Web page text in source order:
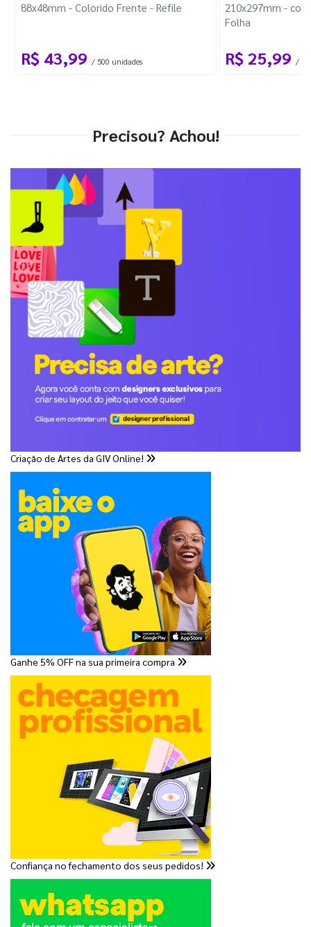
88x48mm - Colorido Frente - Refile
R$ 43,99 / 500 unidades
210x297mm -
Folha
R$ 25,99 / 1
Precisou? Achou!
Criação de Artes da GIV Online!
Ganhe 5% OFF na sua primeira compra
Confiança no fechamento dos seus pedidos!